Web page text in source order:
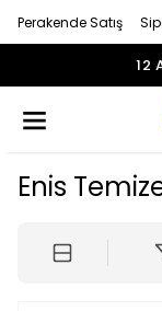
Perakende Satış
12
Enis